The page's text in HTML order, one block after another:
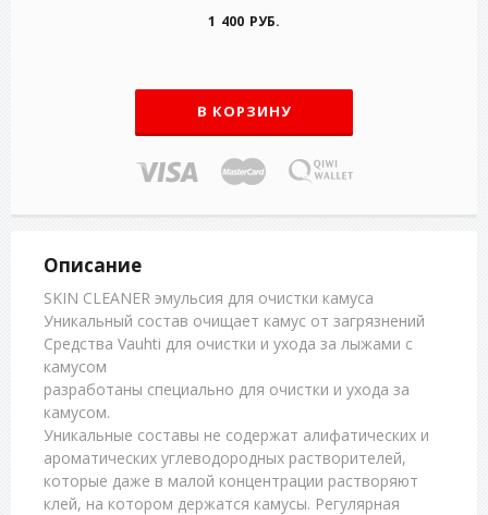
1 400 РУБ.
В КОРЗИНУ
Описание
SKIN CLEANER эмульсия для очистки камуса
Уникальный состав очищает камус от загрязнений
Средства Vauhti для очистки и ухода за лыжами с
камусом
разработаны специально для очистки и ухода за
камусом.
Уникальные составы не содержат алифатических и
ароматических углеводородных растворителей,
которые даже в малой концентрации растворяют
клей, на котором держатся камусы. Регулярная